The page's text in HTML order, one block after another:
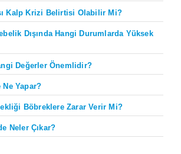
Kalp Krizi Belirtisi Olabilir Mi?
Dışında Hangi Durumlarda Yüksek
Değerler Önemlidir?
Yapar?
Böbreklere Zarar Verir Mi?
Neler Çıkar?